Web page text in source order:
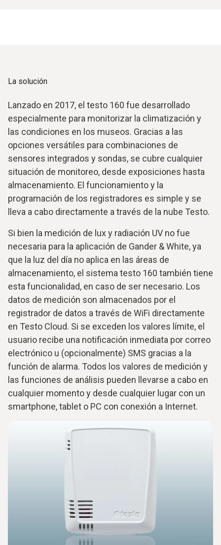
La solución
Lanzado en 2017, el testo 160 fue desarrollado
especialmente para monitorizar la climatización y
las condiciones en los museos. Gracias a las
opciones versátiles para combinaciones de
sensores integrados y sondas, se cubre cualquier
situación de monitoreo, desde exposiciones hasta
almacenamiento. El funcionamiento y la
programación de los registradores es simple y se
lleva a cabo directamente a través de la nube Testo.
Si bien la medición de lux y radiación UV no fue
necesaria para la aplicación de Gander & White, ya
que la luz del día no aplica en las áreas de
almacenamiento, el sistema testo 160 también tiene
esta funcionalidad, en caso de ser necesario. Los
datos de medición son almacenados por el
registrador de datos a través de WiFi directamente
en Testo Cloud. Si se exceden los valores límite, el
usuario recibe una notificación inmediata por correo
electrónico u (opcionalmente) SMS gracias a la
función de alarma. Todos los valores de medición y
las funciones de análisis pueden llevarse a cabo en
cualquier momento y desde cualquier lugar con un
smartphone, tablet o PC con conexión a Internet.